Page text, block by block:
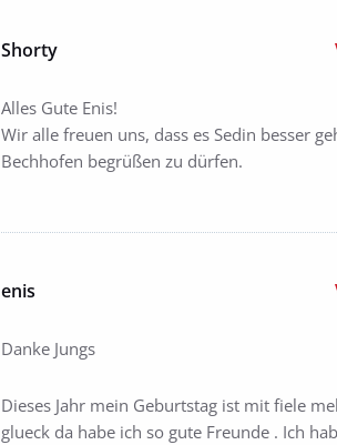
Shorty
Alles Gute Enis!
Wir alle freuen uns, dass es Sedin besser
Bechhofen begrüßen zu dürfen.
enis
Danke Jungs
Dieses Jahr mein Geburtstag ist mit fiele
glueck da habe ich so gute Freunde . Ich